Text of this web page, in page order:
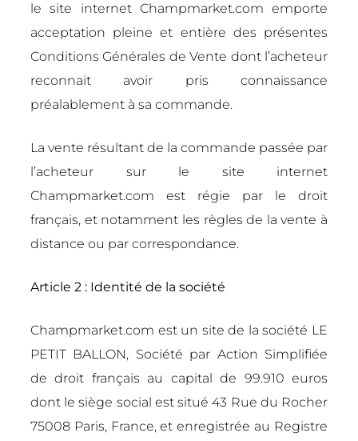
le site internet Champmarket.com emporte
acceptation pleine et entière des présentes
Conditions Générales de Vente dont l’acheteur
reconnait avoir pris connaissance
préalablement à sa commande.
La vente résultant de la commande passée par
l’acheteur sur le site internet
Champmarket.com est régie par le droit
français, et notamment les règles de la vente à
distance ou par correspondance.
Article 2 : Identité de la société
Champmarket.com est un site de la société LE
PETIT BALLON, Société par Action Simplifiée
de droit français au capital de 99.910 euros
dont le siège social est situé 43 Rue du Rocher
75008 Paris, France, et enregistrée au Registre